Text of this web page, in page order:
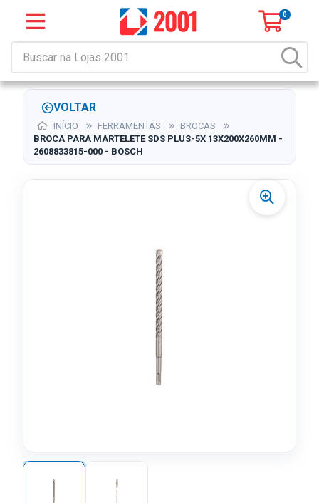
0
VOLTAR
INÍCIO FERRAMENTAS
BROCAS
BROCA PARA MARTELETE SDS PLUS-5X 13X200X260MM -
2608833815-000 - BOSCH